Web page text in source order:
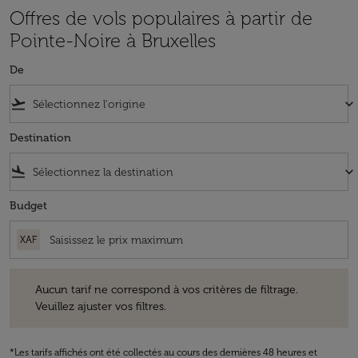
Offres de vols populaires à partir de
Pointe-Noire à Bruxelles
De
flight_takeoff keyboard_arrow_down
Destination
flight_land keyboard_arrow_down
Budget
XAF
Aucun tarif ne correspond à vos critères de filtrage.
Veuillez ajuster vos filtres.
*Les tarifs affichés ont été collectés au cours des dernières 48 heures et